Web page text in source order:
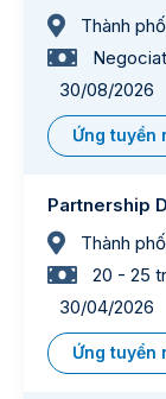
Thành
30/08/2026
Ứng tuyển
Partnership
Thành
20 - 25
30/04/2026
Ứng tuyển